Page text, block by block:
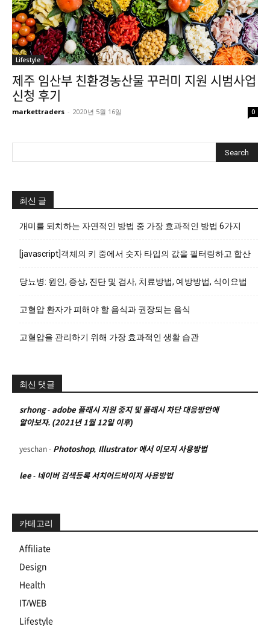
Lifestyle
제주 임산부 친환경농산물 꾸러미 지원 시범사업
신청 후기
markettraders - 2020년 5월 16일 0
최신 글
개미를 퇴치하는 자연적인 방법 중 가장 효과적인 방법 6가지
[javascript]객체의 키 중에서 숫자 타입의 값을 필터링하고 합산
당뇨병: 원인, 증상, 진단 및 검사, 치료방법, 예방방법, 식이요법
고혈압 환자가 피해야 할 음식과 권장되는 음식
고혈압을 관리하기 위해 가장 효과적인 생활 습관
최신 댓글
srhong- adobe 플래시 지원 중지 및 플래시 차단 대응방안에
알아보자. (2021년 1월 12일 이후)
yeschan - Photoshop, Illustrator 에서 이모지 사용방법
lee - 네이버 검색등록 서치어드바이저 사용방법
카테고리
Affiliate
Design
Health
IT/WEB
Lifestyle